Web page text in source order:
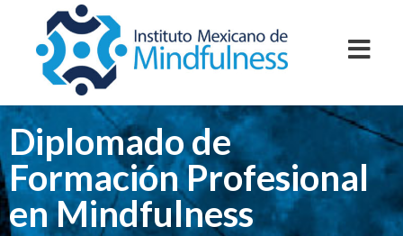
Diplomado de
Formación Profesional
en Mindfulness